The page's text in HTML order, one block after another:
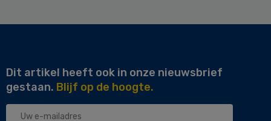
Dit artikel heeft ook in onze nieuwsbrief
gestaan. Blijf op de hoogte.
Uw